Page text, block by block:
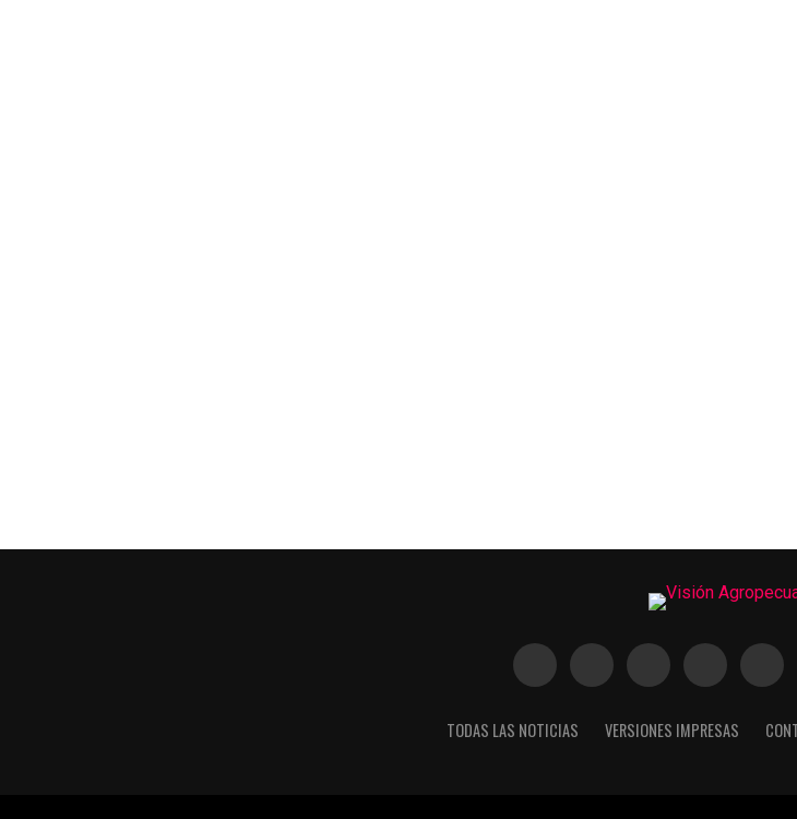
TODAS LAS NOTICIAS VERSIONES IMPRESAS